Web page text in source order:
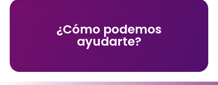
¿Cómo podemos
ayudarte?